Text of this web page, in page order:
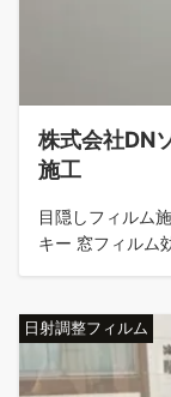
株式会社DN
施工
目隠しフィル
キー 窓フィル
日射調整フィルム